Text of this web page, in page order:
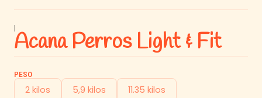
|
Acana Perros Light & Fit
PESO
2 kilos 5,9 kilos 11.35 kilos